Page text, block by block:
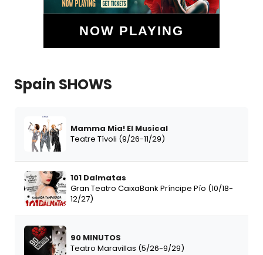
NOW PLAYING
Spain SHOWS
Mamma Mia! El Musical
Teatre Tívoli (9/26-11/29)
101 Dalmatas
Gran Teatro CaixaBank Príncipe Pío (10/18-
12/27)
90 MINUTOS
Teatro Maravillas (5/26-9/29)